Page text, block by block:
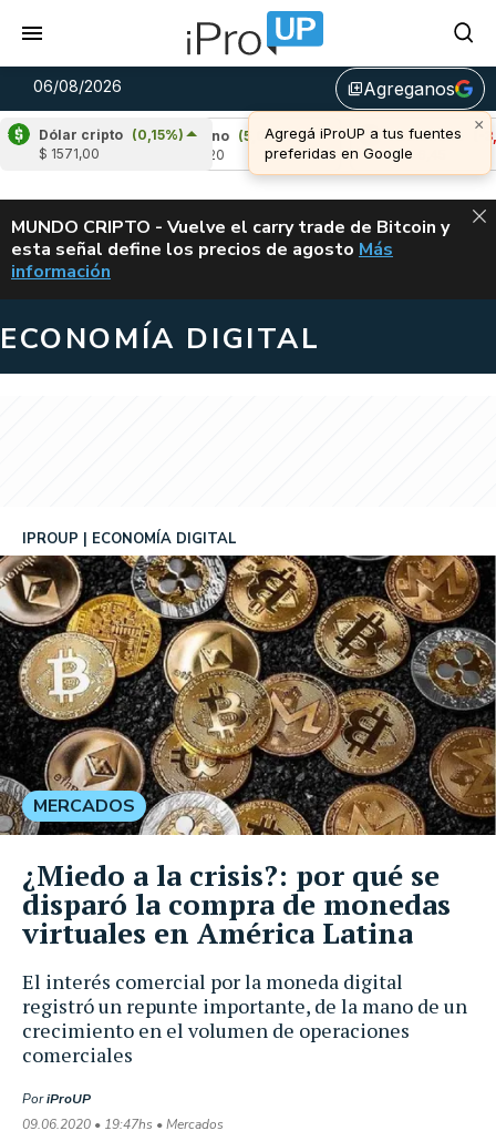
06/08/2026 library_addAgreganos
×
Agregá iProUP a tus fuentes
preferidas en Google
Dólar cripto (0,15%)
$ 1571,00
Cardano
(5,05%)
Avalanche (-
u$s 6,45
ALERTA
MUNDO CRIPTO - Vuelve el carry trade de Bitcoin y
esta señal define los precios de agosto VUELVE EL
Más
información
ECONOMÍA DIGITAL
El interés comercial por la moneda digital
registró un repunte importante, de la mano de un
crecimiento en el volumen de operaciones
comerciales
IPROUP ECONOMÍA DIGITAL
PoriProUP
09.06.2020 • 19:47hs • Mercados
MERCADOS
¿Miedo a la crisis?: por qué se
disparó la compra de monedas
virtuales en América Latina